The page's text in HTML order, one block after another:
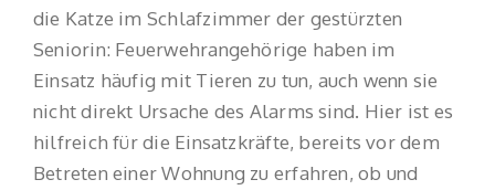
die Katze im Schlafzimmer der gestürzten
Seniorin: Feuerwehrangehörige haben im
Einsatz häufig mit Tieren zu tun, auch wenn sie
nicht direkt Ursache des Alarms sind. Hier ist es
hilfreich für die Einsatzkräfte, bereits vor dem
Betreten einer Wohnung zu erfahren, ob und